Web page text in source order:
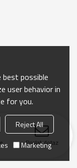
Poslat dotaz
possible
user behavior in
for you.
Reject All
Marketing